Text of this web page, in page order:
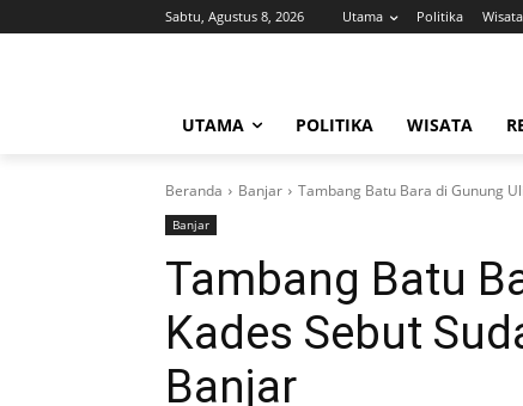
Sabtu, Agustus 8, 2026 Utama Politika Wisata
UTAMA POLITIKA WISATA
Beranda Banjar Tambang Batu Bara di Gunung
Banjar
Tambang Batu
Kades Sebut
Banjar